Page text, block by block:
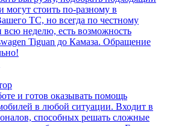
могут стоить по-разному в
ТС, но всегда по честному
всю неделю, есть возможность
Tiguan до Камаза. Обращение
и готов оказывать помощь
в любой ситуации. Входит в
способных решать сложные